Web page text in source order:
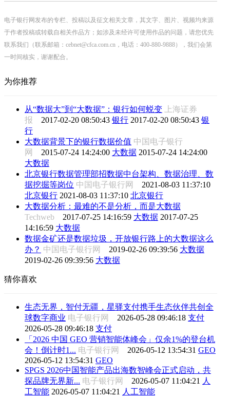
电子银行网发布的专栏、投稿以及征文相关文章，其文字、图片、视频均来源
于作者投稿或转载自相关作品方；如涉及未经许可使用作品的问题，请您优先
联系我们（联系邮箱：cebnet@cfca.com.cn，电话：400-880-9888），我们会第
一时间核实，谢谢配合。
为你推荐
从“数据大”到“大数据”：银行如何蜕变
上海证券
报 2017-02-20 08:50:43 银行 2017-02-20 08:50:43 银
行
大数据背景下的银行数据价值 中国电子银行
网 2015-07-24 14:24:00 大数据 2015-07-24 14:24:00
大数据
北京银行数据管理部招数据中台架构、数据治理、数
据挖掘等岗位 中国电子银行网 2021-08-03 11:37:10
北京银行 2021-08-03 11:37:10 北京银行
大数据分析：最难的不是分析，而是大数据
Techweb 2017-07-25 14:16:59 大数据 2017-07-25
14:16:59 大数据
数据金矿还是数据垃圾，开放银行路上的大数据这么
办？ 中国电子银行网 2019-02-26 09:39:56 大数据
2019-02-26 09:39:56 大数据
猜你喜欢
生态无界，智付无疆，星驿支付携手生态伙伴共创全
球数字商业 电子银行网 2026-05-28 09:46:18 支付
2026-05-28 09:46:18 支付
「2026 中国 GEO 营销智能体峰会」仅余1%的登台机
会！倒计时1... 电子银行网 2026-05-12 13:54:31 GEO
2026-05-12 13:54:31 GEO
SPGS 2026中国智能产品出海数智峰会正式启动，共
探品牌无界新... 电子银行网 2026-05-07 11:04:21 人
工智能 2026-05-07 11:04:21 人工智能